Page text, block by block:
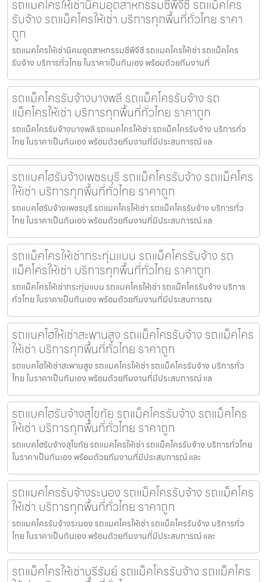
รถแมคโครให้เช่านิคมอุตสาหกรรมซีพีจีซี รถแม็คโคร
รับจ้าง รถแม็คโครให้เช่า บริการทุกพื้นที่ทั่วไทย ราคา
ถูก
รถแมคโครให้เช่านิคมอุตสาหกรรมซีพีจีซี รถแมคโครให้เช่า รถแม็คโคร
รับจ้าง บริการทั่วไทย ในราคาเป็นกันเอง พร้อมด้วยทีมงานที่
รถแม็คโครรับจ้างบางพลี รถแม็คโครรับจ้าง รถ
แม็คโครให้เช่า บริการทุกพื้นที่ทั่วไทย ราคาถูก
รถแม็คโครรับจ้างบางพลี รถแมคโครให้เช่า รถแม็คโครรับจ้าง บริการทั่ว
ไทย ในราคาเป็นกันเอง พร้อมด้วยทีมงานที่มีประสบการณ์ แล
รถแบคโฮรับจ้างเพชรบุรี รถแม็คโครรับจ้าง รถแม็คโคร
ให้เช่า บริการทุกพื้นที่ทั่วไทย ราคาถูก
รถแบคโฮรับจ้างเพชรบุรี รถแมคโครให้เช่า รถแม็คโครรับจ้าง บริการทั่ว
ไทย ในราคาเป็นกันเอง พร้อมด้วยทีมงานที่มีประสบการณ์ แล
รถแม็คโครให้เช่ากระทุ่มแบน รถแม็คโครรับจ้าง รถ
แม็คโครให้เช่า บริการทุกพื้นที่ทั่วไทย ราคาถูก
รถแม็คโครให้เช่ากระทุ่มแบน รถแมคโครให้เช่า รถแม็คโครรับจ้าง บริการ
ทั่วไทย ในราคาเป็นกันเอง พร้อมด้วยทีมงานที่มีประสบการณ
รถแบคโฮให้เช่าสะพานสูง รถแม็คโครรับจ้าง รถแม็คโคร
ให้เช่า บริการทุกพื้นที่ทั่วไทย ราคาถูก
รถแบคโฮให้เช่าสะพานสูง รถแมคโครให้เช่า รถแม็คโครรับจ้าง บริการทั่ว
ไทย ในราคาเป็นกันเอง พร้อมด้วยทีมงานที่มีประสบการณ์ แล
รถแบคโฮรับจ้างสุโขทัย รถแม็คโครรับจ้าง รถแม็คโคร
ให้เช่า บริการทุกพื้นที่ทั่วไทย ราคาถูก
รถแบคโฮรับจ้างสุโขทัย รถแมคโครให้เช่า รถแม็คโครรับจ้าง บริการทั่วไทย
ในราคาเป็นกันเอง พร้อมด้วยทีมงานที่มีประสบการณ์ และ
รถแมคโครรับจ้างระนอง รถแม็คโครรับจ้าง รถแม็คโคร
ให้เช่า บริการทุกพื้นที่ทั่วไทย ราคาถูก
รถแมคโครรับจ้างระนอง รถแมคโครให้เช่า รถแม็คโครรับจ้าง บริการทั่ว
ไทย ในราคาเป็นกันเอง พร้อมด้วยทีมงานที่มีประสบการณ์ และ
รถแม็คโครให้เช่าบุรีรัมย์ รถแม็คโครรับจ้าง รถแม็คโคร